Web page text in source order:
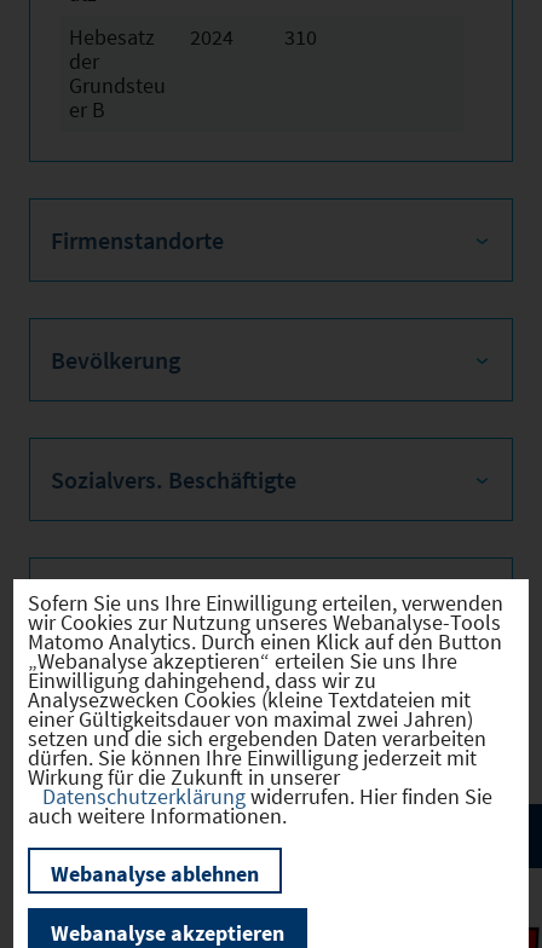
Hebesatz
der
Grundsteu
er B
2024 310
Firmenstandorte
Bevölkerung
Sozialvers. Beschäftigte
Verkehrsinfrastruktur
Kommunale Infrastruktur
Sofern Sie uns Ihre Einwilligung erteilen, verwenden
wir Cookies zur Nutzung unseres Webanalyse-Tools
Matomo Analytics. Durch einen Klick auf den Button
„Webanalyse akzeptieren“ erteilen Sie uns Ihre
Einwilligung dahingehend, dass wir zu
Analysezwecken Cookies (kleine Textdateien mit
einer Gültigkeitsdauer von maximal zwei Jahren)
setzen und die sich ergebenden Daten verarbeiten
dürfen. Sie können Ihre Einwilligung jederzeit mit
Wirkung für die Zukunft in unserer
Datenschutzerklärungwiderrufen. Hier finden Sie
auch weitere Informationen.
Webanalyse ablehnen
Webanalyse akzeptieren